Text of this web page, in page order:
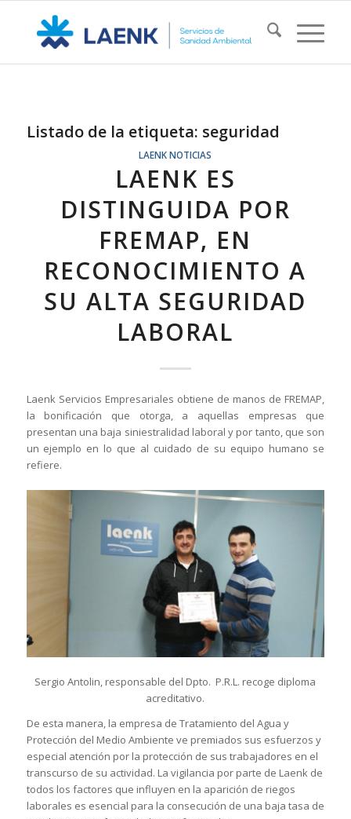
Listado de la etiqueta: seguridad
LAENK NOTICIAS
LAENK ES
DISTINGUIDA POR
FREMAP, EN
RECONOCIMIENTO A
SU ALTA SEGURIDAD
LABORAL
Laenk Servicios Empresariales obtiene de manos de FREMAP,
la bonificación que otorga, a aquellas empresas que
presentan una baja siniestralidad laboral y por tanto, que son
un ejemplo en lo que al cuidado de su equipo humano se
refiere.
Sergio Antolin, responsable del Dpto. P.R.L. recoge diploma
acreditativo.
De esta manera, la empresa de Tratamiento del Agua y
Protección del Medio Ambiente ve premiados sus esfuerzos y
especial atención por la protección de sus trabajadores en el
transcurso de su actividad. La vigilancia por parte de Laenk de
todos los factores que influyen en la aparición de riegos
laborales es esencial para la consecución de una baja tasa de